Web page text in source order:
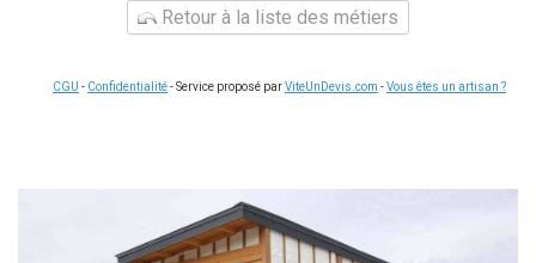
Retour à la liste des métiers
CGU - Confidentialité- Service proposé parViteUnDevis.com -Vous êtes un artisan ?